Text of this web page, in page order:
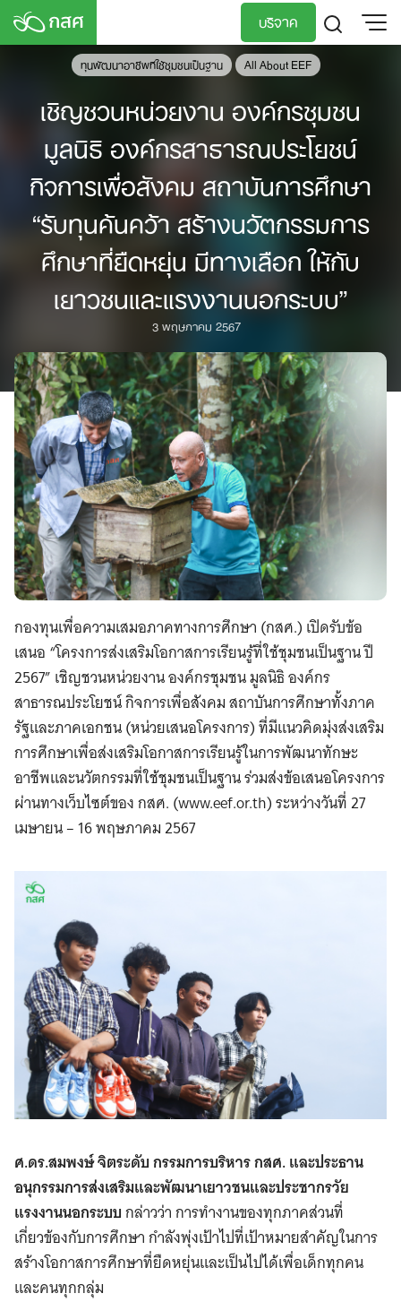
Skip
บริจาค
TH
ทุนพัฒนาอาชีพทีใช้ชุมชนเป็นฐาน All About EEF
เชิญชวนหน่วยงาน องค์กรชุมชน
มูลนิธิ องค์กรสาธารณประโยชน์
กิจการเพื่อสังคม สถาบันการศึกษา
“รับทุนค้นคว้า สร้างนวัตกรรมการ
ศึกษาที่ยืดหยุ่น มีทางเลือก ให้กับ
เยาวชนและแรงงานนอกระบบ”
3 พฤษภาคม 2567
กองทุนเพื่อความเสมอภาคทางการศึกษา (กสศ.) เปิดรับข้อ
เสนอ “โครงการส่งเสริมโอกาสการเรียนรู้ที่ใช้ชุมชนเป็นฐาน ปี
2567” เชิญชวนหน่วยงาน องค์กรชุมชน มูลนิธิ องค์กร
สาธารณประโยชน์ กิจการเพื่อสังคม สถาบันการศึกษาทั้งภาค
รัฐและภาคเอกชน (หน่วยเสนอโครงการ) ที่มีแนวคิดมุ่งส่งเสริม
การศึกษาเพื่อส่งเสริมโอกาสการเรียนรู้ในการพัฒนาทักษะ
อาชีพและนวัตกรรมที่ใช้ชุมชนเป็นฐาน ร่วมส่งข้อเสนอโครงการ
ผ่านทางเว็บไซต์ของ กสศ. (www.eef.or.th) ระหว่างวันที่ 27
เมษายน – 16 พฤษภาคม 2567
ศ.ดร.สมพงษ์ จิตระดับ กรรมการบริหาร กสศ. และประธาน
อนุกรรมการส่งเสริมและพัฒนาเยาวชนและประชากรวัย
แรงงานนอกระบบกล่าวว่า การทำงานของทุกภาคส่วนที่
เกี่ยวข้องกับการศึกษา กำลังพุ่งเป้าไปที่เป้าหมายสำคัญในการ
สร้างโอกาสการศึกษาที่ยืดหยุ่นและเป็นไปได้เพื่อเด็กทุกคน
และคนทุกกลุ่ม